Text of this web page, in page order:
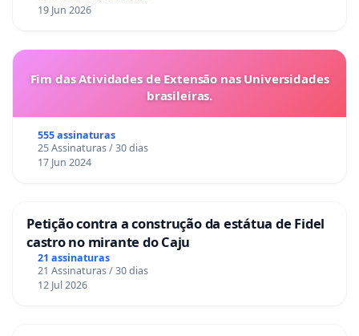
19 Jun 2026
Fim das Atividades de Extensão nas Universidades
brasileiras.
555 assinaturas
25 Assinaturas / 30 dias
17 Jun 2024
Petição contra a construção da estátua de Fidel
castro no mirante do Caju
21 assinaturas
21 Assinaturas / 30 dias
12 Jul 2026